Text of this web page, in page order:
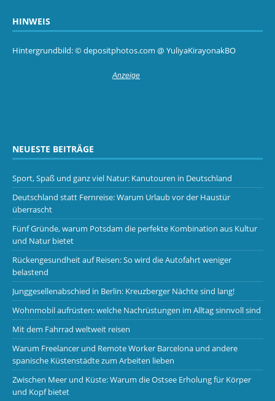
HINWEIS
Hintergrundbild: © depositphotos.com @ YuliyaKirayonakBO
NEUESTE BEITRÄGE
Sport, Spaß und ganz viel Natur: Kanutouren in Deutschland
Deutschland statt Fernreise: Warum Urlaub vor der Haustür
überrascht
Fünf Gründe, warum Potsdam die perfekte Kombination aus Kultur
und Natur bietet
Rückengesundheit auf Reisen: So wird die Autofahrt weniger
belastend
Junggesellenabschied in Berlin: Kreuzberger Nächte sind lang!
Wohnmobil aufrüsten: welche Nachrüstungen im Alltag sinnvoll sind
Mit dem Fahrrad weltweit reisen
Warum Freelancer und Remote Worker Barcelona und andere
spanische Küstenstädte zum Arbeiten lieben
Zwischen Meer und Küste: Warum die Ostsee Erholung für Körper
und Kopf bietet